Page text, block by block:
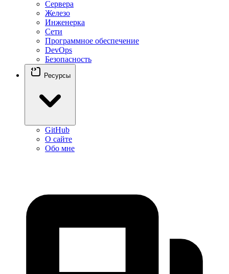
Сервера
Железо
Инженерка
Сети
Программное обеспечение
DevOps
Безопасность
Ресурсы
GitHub
О сайте
Обо мне